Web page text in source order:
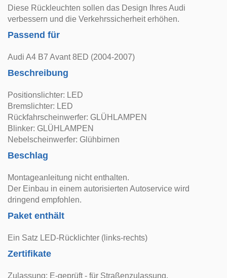
Diese Rückleuchten sollen das Design Ihres Audi
verbessern und die Verkehrssicherheit erhöhen.
Passend für
Audi A4 B7 Avant 8ED (2004-2007)
Beschreibung
Positionslichter: LED
Bremslichter: LED
Rückfahrscheinwerfer: GLÜHLAMPEN
Blinker: GLÜHLAMPEN
Nebelscheinwerfer: Glühbirnen
Beschlag
Montageanleitung nicht enthalten.
Der Einbau in einem autorisierten Autoservice wird
dringend empfohlen.
Paket enthält
Ein Satz LED-Rücklichter (links-rechts)
Zertifikate
Zulassung: E-geprüft - für Straßenzulassung.